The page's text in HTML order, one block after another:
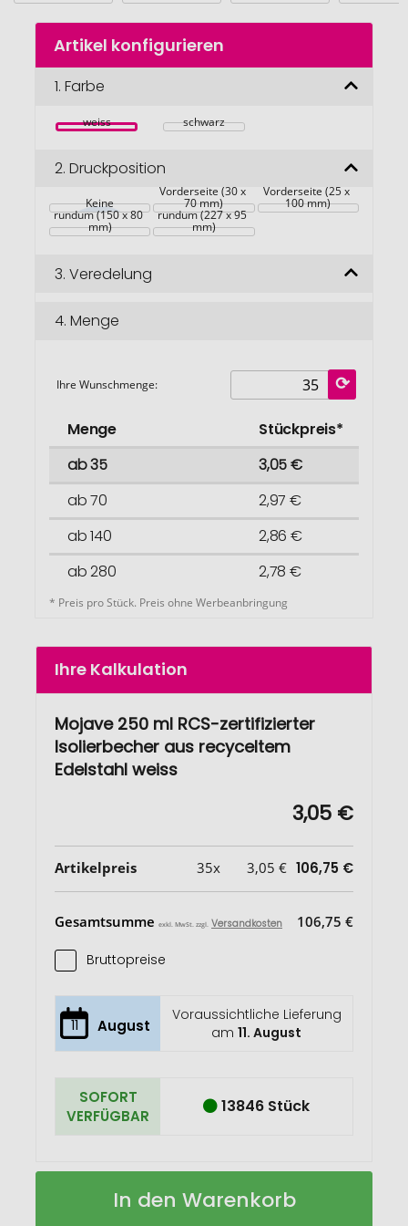
Zum
Anfang
Bildgalerie
Artikel konfigurieren
1. Farbe
weiss schwarz
2. Druckposition
Keine
Vorderseite (30 x
70 mm)
Vorderseite (25 x
100 mm)
rundum (150 x 80
mm)
rundum (227 x 95
mm)
3. Veredelung
4. Menge
Ihre Wunschmenge:
Menge
Stückpreis*
ab 35
3,05 €
ab 70
2,97 €
ab 140
2,86 €
ab 280
2,78 €
* Preis pro Stück. Preis ohne Werbeanbringung
Ihre Kalkulation
Mojave 250 ml RCS-zertifizierter
Isolierbecher aus recyceltem
Edelstahl weiss
3,05 €
Artikelpreis 35x 3,05 € 106,75 €
Gesamtsumme exkl. MwSt. zzgl. Versandkosten 106,75 €
Bruttopreise
11 August
Voraussichtliche Lieferung
am11. August
SOFORT
VERFÜGBAR
13846 Stück
Mojave
Auf
In den Warenkorb